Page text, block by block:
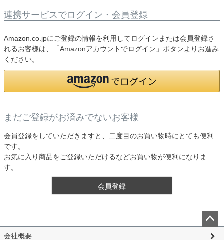
連携サービスでログイン・会員登録
Amazon.co.jpにご登録の情報を利用してログインまたは会員登録さ
れるお客様は、「Amazonアカウントでログイン」ボタンよりお進み
ください。
まだご登録がお済みでないお客様
会員登録をしていただきますと、二度目のお買い物時にとても便利
です。
お気に入り商品をご登録いただけるなどお買い物が便利になりま
す。
会員登録
ペー
会社概要